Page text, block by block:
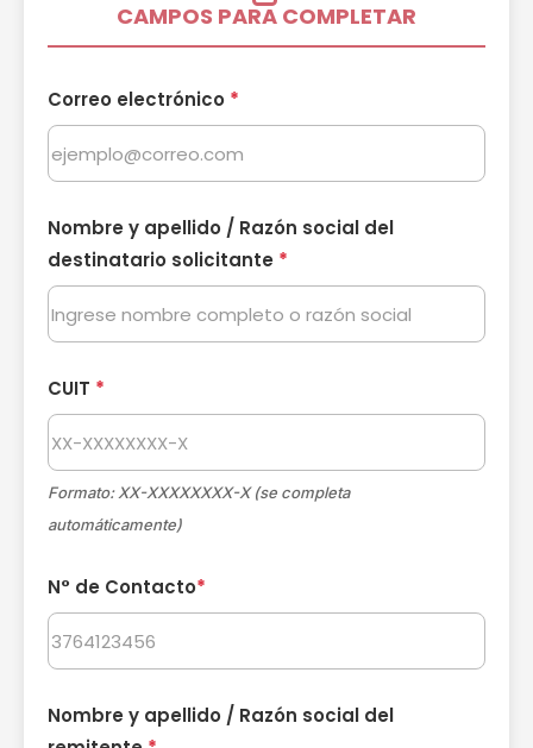
CAMPOS PARA COMPLETAR
Correo electrónico *
Nombre y apellido / Razón social del
destinatario solicitante *
CUIT *
Formato: XX-XXXXXXXX-X (se completa
automáticamente)
N° de Contacto*
Nombre y apellido / Razón social del